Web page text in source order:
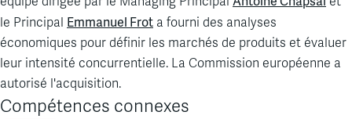
le Principal Emmanuel Frot a fourni des analyses
économiques pour définir les marchés de produits et évaluer
leur intensité concurrentielle. La Commission européenne a
autorisé l'acquisition.
Compétences connexes